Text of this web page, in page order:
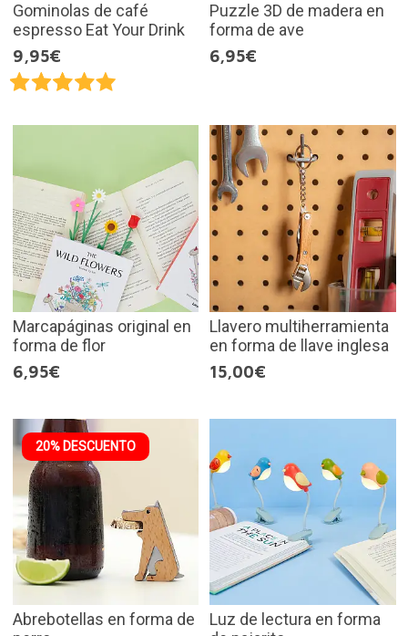
Gominolas de café
espresso Eat Your Drink
9,95€
Puzzle 3D de madera en
forma de ave
6,95€
Marcapáginas original en
forma de flor
6,95€
Llavero multiherramienta
en forma de llave inglesa
15,00€
20% DESCUENTO
Abrebotellas en forma de
Luz de lectura en forma